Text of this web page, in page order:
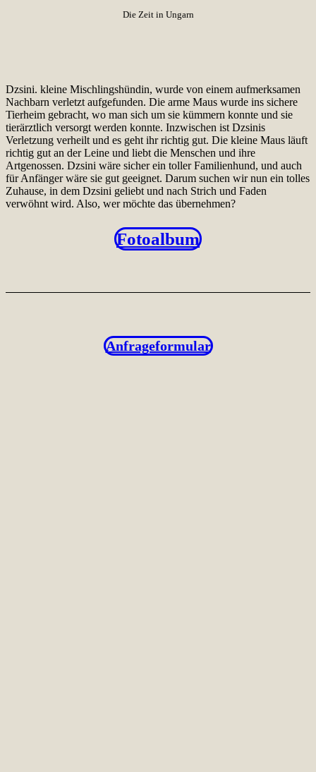
Die Zeit in Ungarn
Dzsini. kleine Mischlingshündin, wurde von einem aufmerksamen
Nachbarn verletzt aufgefunden. Die arme Maus wurde ins sichere
Tierheim gebracht, wo man sich um sie kümmern konnte und sie
tierärztlich versorgt werden konnte. Inzwischen ist Dzsinis
Verletzung verheilt und es geht ihr richtig gut. Die kleine Maus läuft
richtig gut an der Leine und liebt die Menschen und ihre
Artgenossen. Dzsini wäre sicher ein toller Familienhund, und auch
für Anfänger wäre sie gut geeignet. Darum suchen wir nun ein tolles
Zuhause, in dem Dzsini geliebt und nach Strich und Faden
verwöhnt wird. Also, wer möchte das übernehmen?
Fotoalbum
Anfrageformular